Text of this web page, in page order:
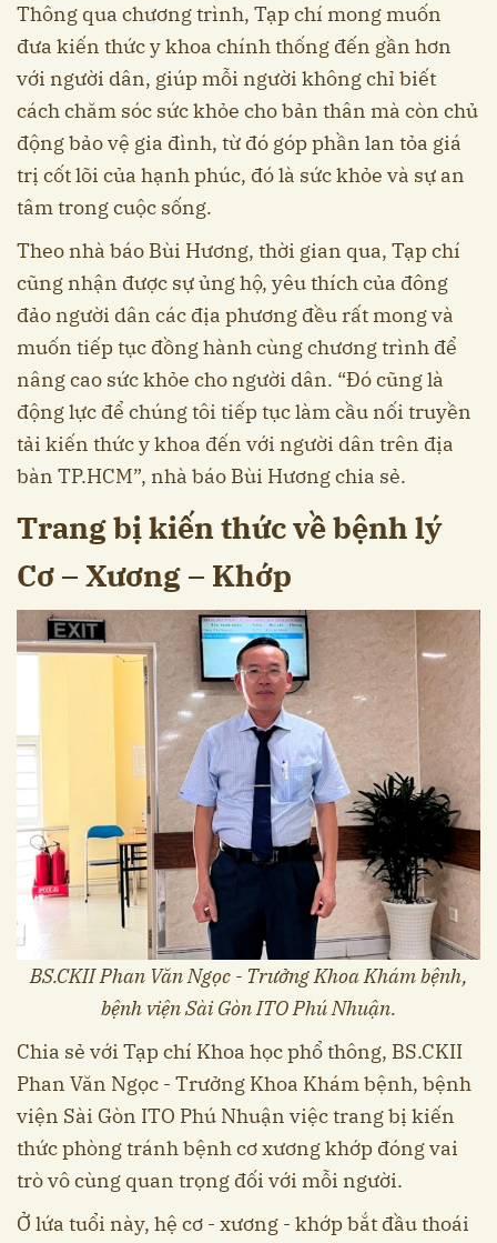
Thông qua chương trình, Tạp chí mong muốn
đưa kiến thức y khoa chính thống đến gần hơn
với người dân, giúp mỗi người không chỉ biết
cách chăm sóc sức khỏe cho bản thân mà còn chủ
động bảo vệ gia đình, từ đó góp phần lan tỏa giá
trị cốt lõi của hạnh phúc, đó là sức khỏe và sự an
tâm trong cuộc sống.
Theo nhà báo Bùi Hương, thời gian qua, Tạp chí
cũng nhận được sự ủng hộ, yêu thích của đông
đảo người dân các địa phương đều rất mong và
muốn tiếp tục đồng hành cùng chương trình để
nâng cao sức khỏe cho người dân. “Đó cũng là
động lực để chúng tôi tiếp tục làm cầu nối truyền
tải kiến thức y khoa đến với người dân trên địa
bàn TP.HCM”, nhà báo Bùi Hương chia sẻ.
Trang bị kiến thức về bệnh lý
Cơ – Xương – Khớp
BS.CKII Phan Văn Ngọc - Trưởng Khoa Khám bệnh,
bệnh viện Sài Gòn ITO Phú Nhuận.
Chia sẻ với Tạp chí Khoa học phổ thông, BS.CKII
Phan Văn Ngọc - Trưởng Khoa Khám bệnh, bệnh
viện Sài Gòn ITO Phú Nhuận việc trang bị kiến
thức phòng tránh bệnh cơ xương khớp đóng vai
trò vô cùng quan trọng đối với mỗi người.
Ở lứa tuổi này, hệ cơ - xương - khớp bắt đầu thoái